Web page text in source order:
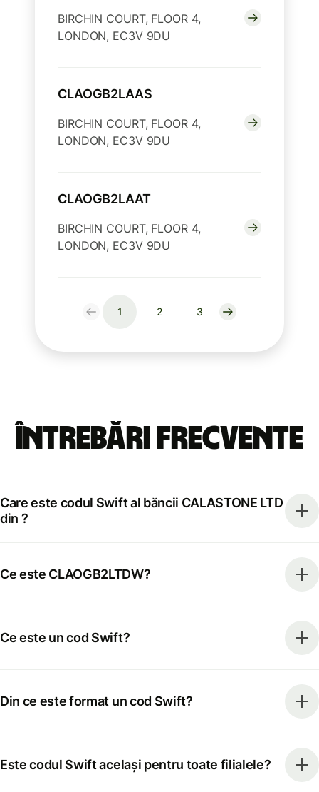
BIRCHIN COURT, FLOOR 4,
LONDON, EC3V 9DU
CLAOGB2LAAS
BIRCHIN COURT, FLOOR 4,
LONDON, EC3V 9DU
CLAOGB2LAAT
BIRCHIN COURT, FLOOR 4,
LONDON, EC3V 9DU
1 2 3
Întrebări frecvente
Care este codul Swift al băncii CALASTONE LTD
din ?
Ce este CLAOGB2LTDW?
Ce este un cod Swift?
Din ce este format un cod Swift?
Este codul Swift același pentru toate filialele?